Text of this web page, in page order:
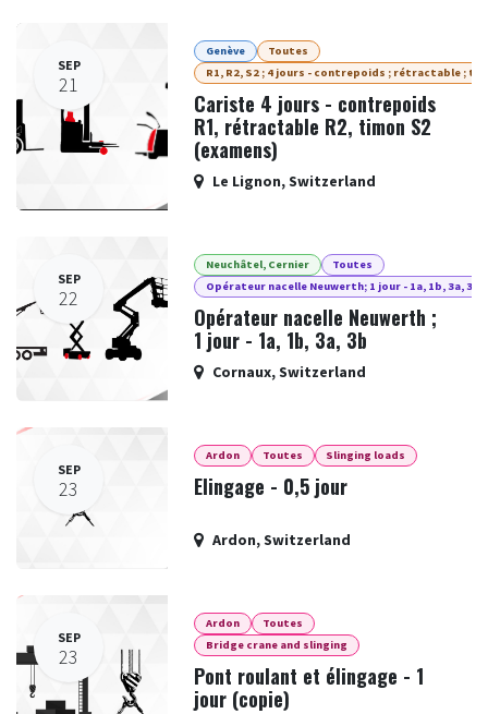
SEP
21
Genève
Toutes
R1, R2, S2 ; 4 jours - contrepoids ; rétractable ;
Cariste 4 jours - contrepoids
R1, rétractable R2, timon S2
(examens)
Le Lignon,Switzerland
SEP
22
Neuchâtel, Cernier
Toutes
Opérateur nacelle Neuwerth; 1 jour - 1a, 1b, 3a, 3b
Opérateur nacelle Neuwerth ;
1 jour - 1a, 1b, 3a, 3b
Cornaux,Switzerland
SEP
23
Ardon Toutes Slinging loads
Elingage - 0,5 jour
Ardon,Switzerland
SEP
23
Ardon
Toutes
Bridge crane and slinging
Pont roulant et élingage - 1
jour (copie)